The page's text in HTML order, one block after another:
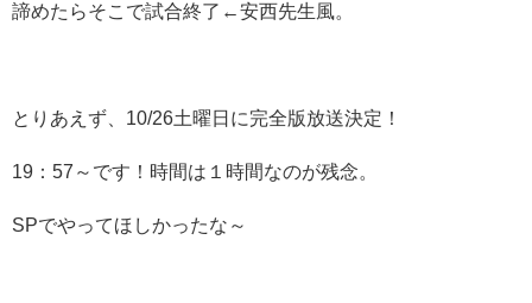
諦めたらそこで試合終了←安西先生風。
とりあえず、10/26土曜日に完全版放送決定！
19：57～です！時間は１時間なのが残念。
SPでやってほしかったな～